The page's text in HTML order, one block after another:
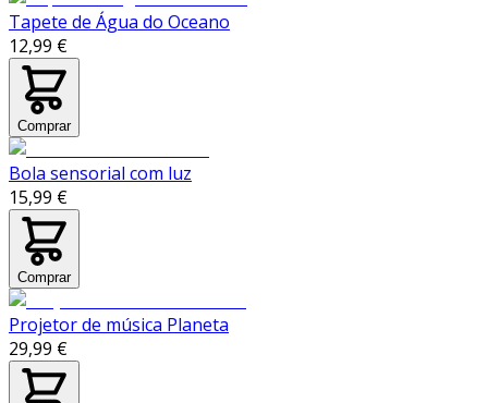
Tapete de Água do Oceano
12,99 €
Comprar
Bola sensorial com luz
15,99 €
Comprar
Projetor de música Planeta
29,99 €